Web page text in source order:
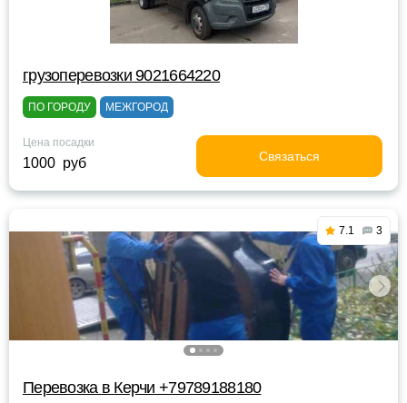
грузоперевозки 9021664220
ПО ГОРОДУ МЕЖГОРОД
Цена посадки
1000 руб Связаться
7.1 3
Перевозка в Керчи +79789188180